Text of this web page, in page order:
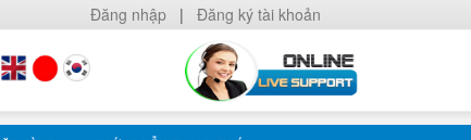
Đăng nhập | Đăng ký tài khoản